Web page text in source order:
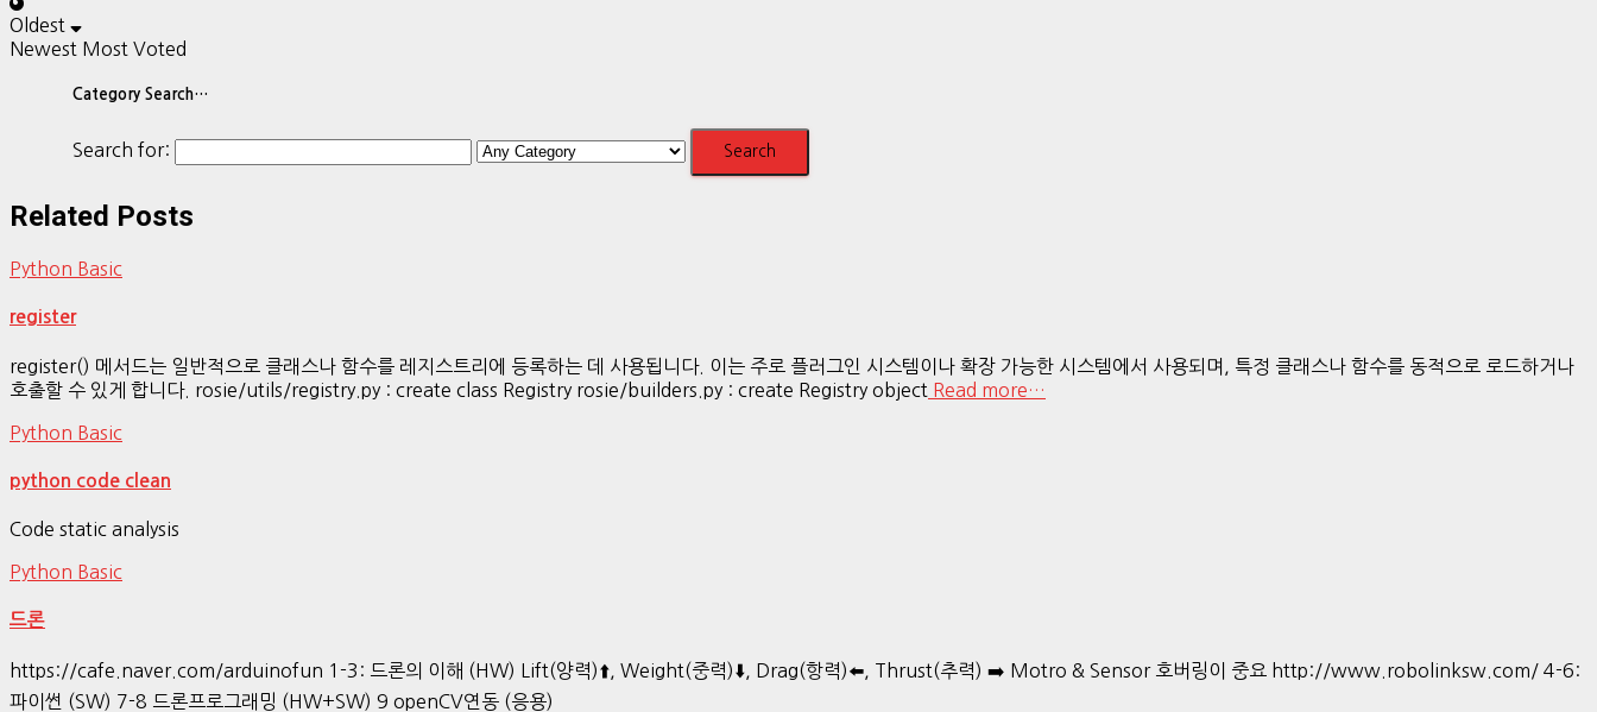
Oldest
Newest Most Voted
Category Search…
Search for:
Related Posts
Python Basic
register
register() 메서드는 일반적으로 클래스나 함수를 레지스트리에 등록하는 데 사용됩니다. 이는 주로 플러그인 시스템이나 확장 가능한 시스템에서 사용되며, 특정 클래스나 함수를 동적으로 로드하거나
호출할 수 있게 합니다. rosie/utils/registry.py : create class Registry rosie/builders.py : create Registry object Read more…
Python Basic
python code clean
Code static analysis
Python Basic
드론
https://cafe.naver.com/arduinofun 1-3: 드론의 이해 (HW) Lift(양력)⬆️, Weight(중력)⬇️, Drag(항력)⬅️, Thrust(추력) ➡️ Motro & Sensor 호버링이 중요 http://www.robolinksw.com/ 4-6:
파이썬 (SW) 7-8 드론프로그래밍 (HW+SW) 9 openCV연동 (응용)